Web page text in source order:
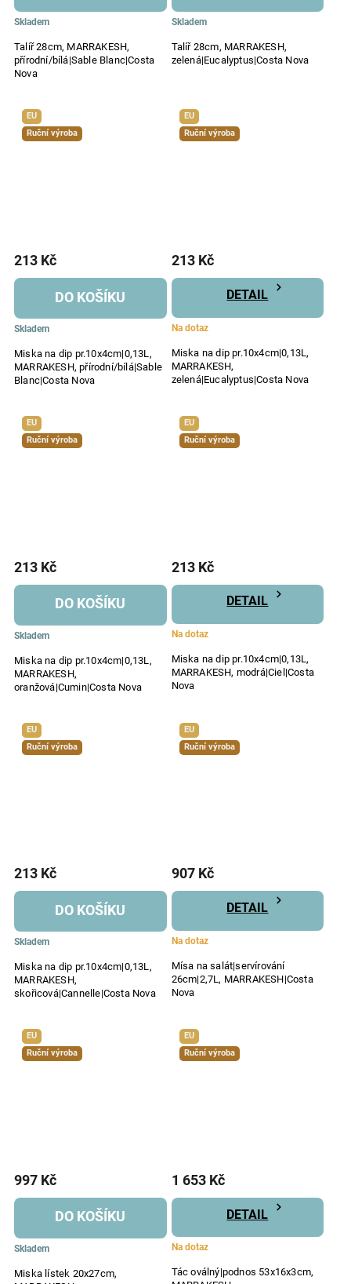
Talíř 28cm, MARRAKESH,
přírodní/bílá|Sable Blanc|Costa
Nova
Skladem
Talíř 28cm, MARRAKESH,
zelená|Eucalyptus|Costa Nova
Skladem
EU
Ruční výroba
Miska na dip pr.10x4cm|0,13L,
MARRAKESH, přírodní/bílá|Sable
Blanc|Costa Nova
Skladem
213 Kč
DO KOŠÍKU
EU
Ruční výroba
Miska na dip pr.10x4cm|0,13L,
MARRAKESH,
zelená|Eucalyptus|Costa Nova
Na dotaz
213 Kč
DETAIL
EU
Ruční výroba
Miska na dip pr.10x4cm|0,13L,
MARRAKESH,
oranžová|Cumin|Costa Nova
Skladem
213 Kč
DO KOŠÍKU
EU
Ruční výroba
Miska na dip pr.10x4cm|0,13L,
MARRAKESH, modrá|Ciel|Costa
Nova
Na dotaz
213 Kč
DETAIL
EU
Ruční výroba
Miska na dip pr.10x4cm|0,13L,
MARRAKESH,
skořicová|Cannelle|Costa Nova
Skladem
213 Kč
DO KOŠÍKU
EU
Ruční výroba
Mísa na salát|servírování
26cm|2,7L, MARRAKESH|Costa
Nova
Na dotaz
907 Kč
DETAIL
EU
Ruční výroba
Miska lístek 20x27cm,
Skladem
997 Kč
DO KOŠÍKU
EU
Ruční výroba
Tác oválný|podnos 53x16x3cm,
Na dotaz
1 653 Kč
DETAIL